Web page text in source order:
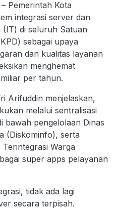
Pemerintah Kota
integrasi server dan
di seluruh Satuan
sebagai upaya
dan kualitas layanan
menghemat
per tahun.
Arifuddin menjelaskan,
melalui sentralisasi
bawah pengelolaan Dinas
(Diskominfo), serta
Warga
super apps pelayanan
tidak ada lagi
secara terpisah.